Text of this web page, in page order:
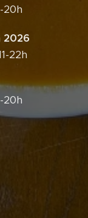
20h
2026
22h
20h